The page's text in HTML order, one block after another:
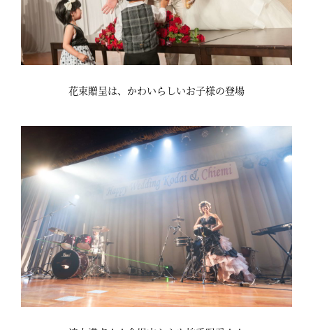
花束贈呈は、かわいらしいお子様の登場